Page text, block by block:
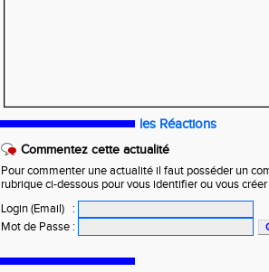
les Réactions
Commentez cette actualité
Pour commenter une actualité il faut posséder un
rubrique ci-dessous pour vous identifier ou vous
Login (Email)
:
Mot de Passe :